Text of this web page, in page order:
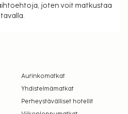
joten voit matkustaa
Aurinkomatkat
Yhdistelmämatkat
Perheystävälliset hotellit